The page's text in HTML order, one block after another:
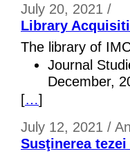
July 20, 2021 /
Library
The library of
Journal
December,
[…]
July 12, 2021 /
Susţinerea